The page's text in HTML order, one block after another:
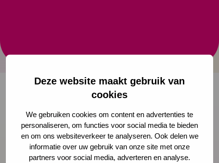
Deze website maakt gebruik van
cookies
We gebruiken cookies om content en advertenties te
personaliseren, om functies voor social media te bieden
en om ons websiteverkeer te analyseren. Ook delen we
informatie over uw gebruik van onze site met onze
partners voor social media, adverteren en analyse.
inclusieve samenleving
Onze nieuwsbrief ontvangen?
Schrijf je in